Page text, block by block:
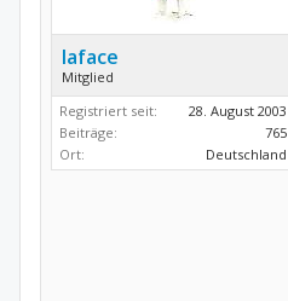
laface
Mitglied
Registriert seit:
28. August 2003
Beiträge:
765
Ort:
Deutschland